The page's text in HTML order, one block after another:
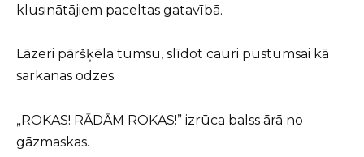
klusinātājiem paceltas gatavībā.
Lāzeri pāršķēla tumsu, slīdot cauri pustumsai kā
sarkanas odzes.
„ROKAS! RĀDĀM ROKAS!” izrūca balss ārā no
gāzmaskas.